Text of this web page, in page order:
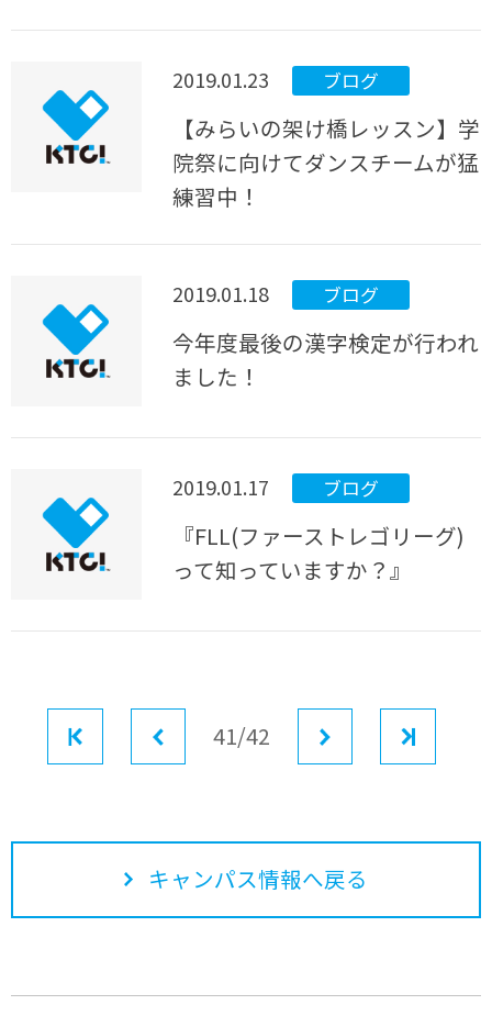
2019.01.23 ブログ
【みらいの架け橋レッスン】学
院祭に向けてダンスチームが猛
練習中！
2019.01.18 ブログ
今年度最後の漢字検定が行われ
ました！
2019.01.17 ブログ
『FLL(ファーストレゴリーグ)
って知っていますか？』
前へ41/42
キャンパス情報へ戻る